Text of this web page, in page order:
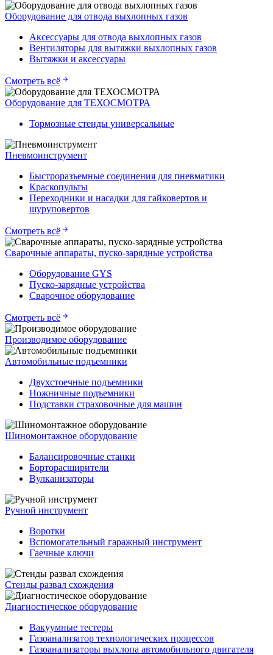
Оборудование для отвода выхлопных газов
Аксессуары для отвода выхлопных газов
Вентиляторы для вытяжки выхлопных газов
Вытяжки и аксессуары
Смотреть всё
Оборудование для ТЕХОСМОТРА
Тормозные стенды универсальные
Пневмоинструмент
Быстроразъемные соединения для пневматики
Краскопульты
Переходники и насадки для гайковертов и
шуруповертов
Смотреть всё
Сварочные аппараты, пуско-зарядные устройства
Оборудование GYS
Пуско-зарядные устройства
Сварочное оборудование
Смотреть всё
Производимое оборудование
Автомобильные подъемники
Двухстоечные подъемники
Ножничные подъемники
Подставки страховочные для машин
Шиномонтажное оборудование
Балансировочные станки
Борторасширители
Вулканизаторы
Ручной инструмент
Воротки
Вспомогательный гаражный инструмент
Гаечные ключи
Стенды развал схождения
Диагностическое оборудование
Вакуумные тестеры
Газоанализатор технологических процессов
Газоанализаторы выхлопа автомобильного двигателя